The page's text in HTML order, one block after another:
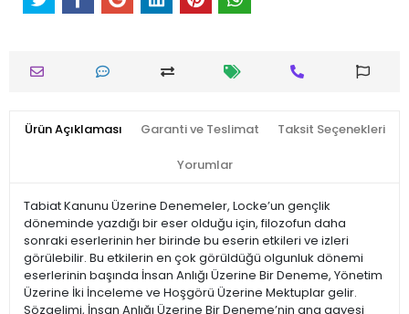
Ürün Açıklaması Garanti ve Teslimat Taksit Seçenekleri
Yorumlar
Tabiat Kanunu Üzerine Denemeler, Locke’un gençlik
döneminde yazdığı bir eser olduğu için, filozofun daha
sonraki eserlerinin her birinde bu eserin etkileri ve izleri
görülebilir. Bu etkilerin en çok görüldüğü olgunluk dönemi
eserlerinin başında İnsan Anlığı Üzerine Bir Deneme, Yönetim
Üzerine İki İnceleme ve Hoşgörü Üzerine Mektuplar gelir.
Sözgelimi, İnsan Anlığı Üzerine Bir Deneme’nin ana gayesi